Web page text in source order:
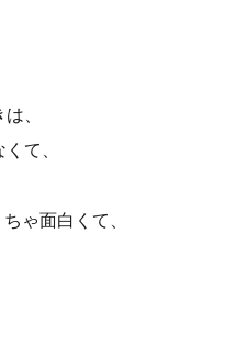
、
て、
ゃ面白くて、